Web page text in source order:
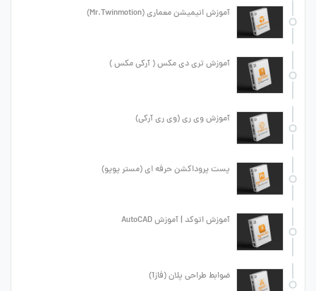
آموزش انیمیشن معماری (Mr.Twinmotion)
آموزش تری دی مکس ( آرکی مکس )
آموزش وی ری (وی ری آرکی)
پست پروداکشن حرفه ای (مستر پوپو)
آموزش اتوکد | آموزش AutoCAD
ضوابط طراحی پلان (فاز1)